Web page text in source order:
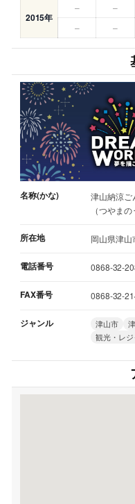
2015年
– –
–
–
名称(かな)
津山納涼ご
（つやま
所在地 岡山県津山
電話番号 0868-32-
FAX番号 0868-32-
ジャンル 津山市
観光・レジ